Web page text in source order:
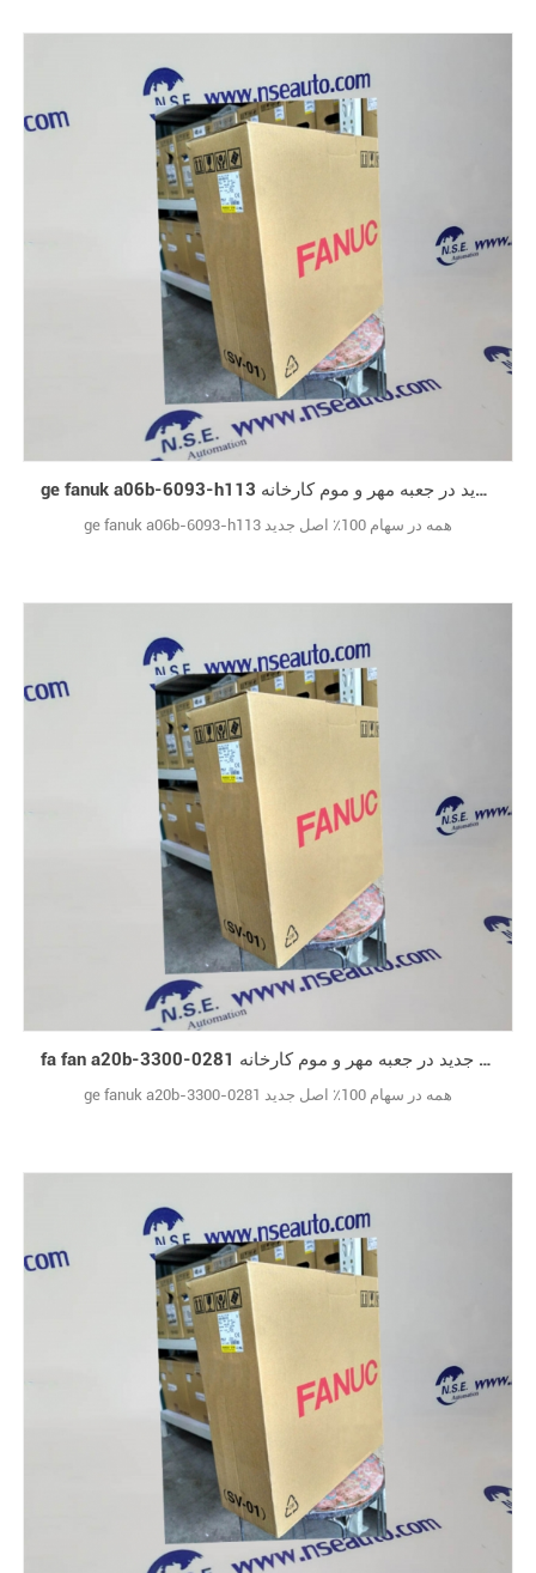
ge fanuk a06b-6093-h113 ورود جدید در جعبه مهر و موم کارخانه
ge fanuk a06b-6093-h113 همه در سهام 100٪ اصل جدید
fa fan a20b-3300-0281 ورود جدید در جعبه مهر و موم کارخانه
ge fanuk a20b-3300-0281 همه در سهام 100٪ اصل جدید